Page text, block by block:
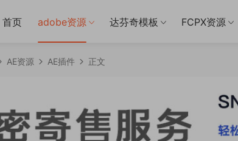
首页 adobe资源 达芬奇模板 FCPX资源
AE资源 AE插件 正文